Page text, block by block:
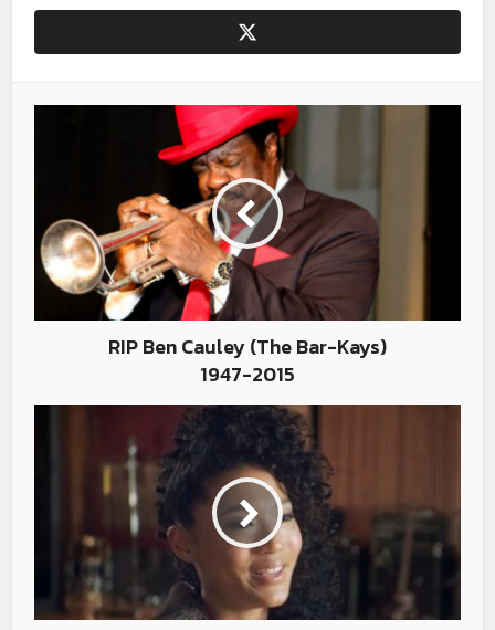
RIP Ben Cauley (The Bar-Kays)
1947-2015